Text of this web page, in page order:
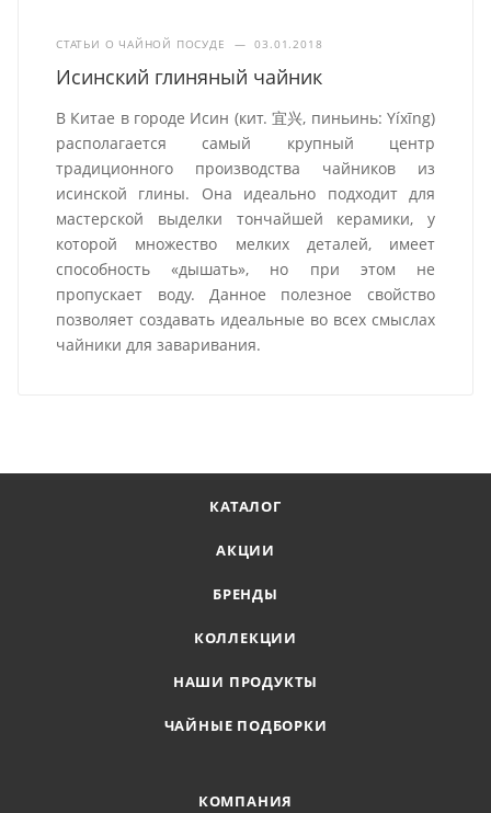
СТАТЬИ О ЧАЙНОЙ ПОСУДЕ — 03.01.2018
Исинский глиняный чайник
В Китае в городе Исин (кит. 宜兴, пиньинь: Yíxīng)
располагается самый крупный центр
традиционного производства чайников из
исинской глины. Она идеально подходит для
мастерской выделки тончайшей керамики, у
которой множество мелких деталей, имеет
способность «дышать», но при этом не
пропускает воду. Данное полезное свойство
позволяет создавать идеальные во всех смыслах
чайники для заваривания.
КАТАЛОГ
АКЦИИ
БРЕНДЫ
КОЛЛЕКЦИИ
НАШИ ПРОДУКТЫ
ЧАЙНЫЕ ПОДБОРКИ
КОМПАНИЯ